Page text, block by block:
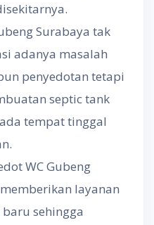
Surabaya tak
adanya masalah
penyedotan tetapi
septic tank
tempat tinggal
WC Gubeng
layanan
sehingga